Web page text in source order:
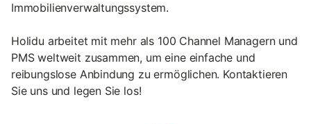
Immobilienverwaltungssystem.
Holidu arbeitet mit mehr als 100 Channel Managern und
PMS weltweit zusammen, um eine einfache und
reibungslose Anbindung zu ermöglichen. Kontaktieren
Sie uns und legen Sie los!